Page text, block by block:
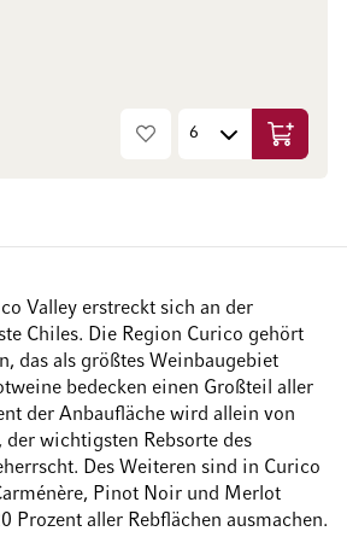
In den
Valley erstreckt sich an der
Chiles. Die Region Curico gehört
das als größtes Weinbaugebiet
bedecken einen Großteil aller
der Anbaufläche wird allein von
der wichtigsten Rebsorte des
Des Weiteren sind in Curico
Pinot Noir und Merlot
Prozent aller Rebflächen ausmachen.